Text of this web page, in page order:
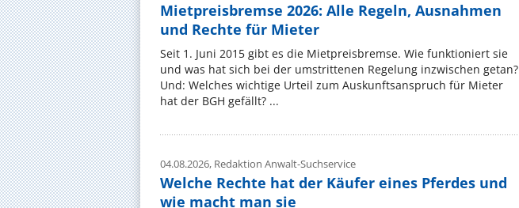
Mietpreisbremse 2026: Alle Regeln, Ausnahmen
und Rechte für Mieter
Seit 1. Juni 2015 gibt es die Mietpreisbremse. Wie funktioniert sie
und was hat sich bei der umstrittenen Regelung inzwischen getan?
Und: Welches wichtige Urteil zum Auskunftsanspruch für Mieter
hat der BGH gefällt? ...
04.08.2026, Redaktion Anwalt-Suchservice
Welche Rechte hat der Käufer eines Pferdes und
wie macht man sie